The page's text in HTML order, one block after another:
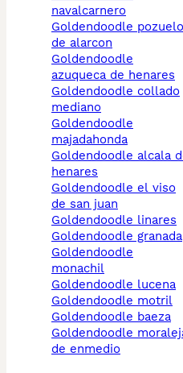
navalcarnero
goldendoodle pozuelo
de alarcon
goldendoodle
azuqueca de henares
goldendoodle collado
mediano
goldendoodle
majadahonda
goldendoodle alcala de
henares
goldendoodle el viso
de san juan
goldendoodle linares
goldendoodle granada
goldendoodle
monachil
goldendoodle lucena
goldendoodle motril
goldendoodle baeza
goldendoodle moraleja
de enmedio